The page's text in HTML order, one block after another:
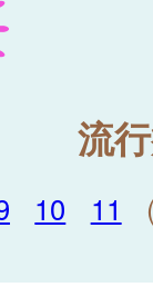
流
10 11